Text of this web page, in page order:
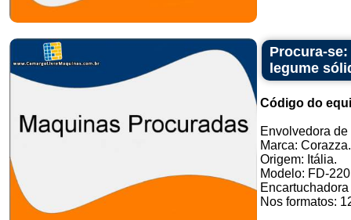
Procura-
legume
Código do
Envolvedora
Marca: Corazza.
Origem: Itália.
Modelo: FD-
Nos formatos: